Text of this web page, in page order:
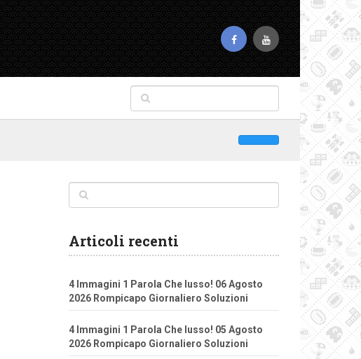
Articoli recenti
4 Immagini 1 Parola Che lusso! 06 Agosto
2026 Rompicapo Giornaliero Soluzioni
4 Immagini 1 Parola Che lusso! 05 Agosto
2026 Rompicapo Giornaliero Soluzioni